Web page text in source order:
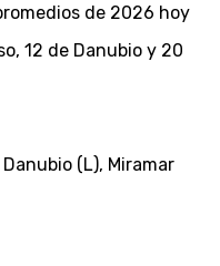
de 2026 hoy
12 de Danubio y 20
(L), Miramar